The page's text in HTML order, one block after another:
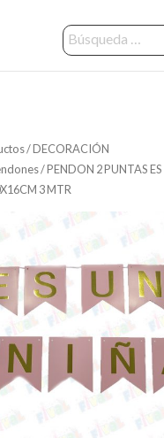
/DECORACIÓN
/ PENDON 2 PUNTAS
3 MTR